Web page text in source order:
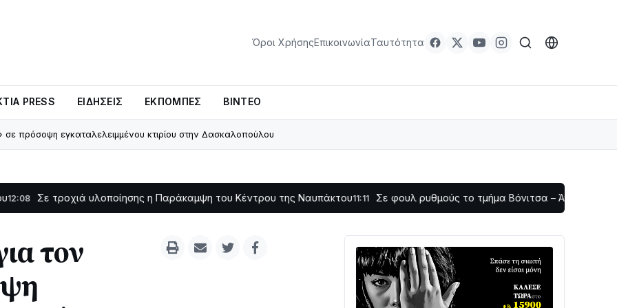
Όροι ΧρήσηςΕπικοινωνίαΤαυτότητα
PRESS ΕΙΔΉΣΕΙΣ ΕΚΠΟΜΠΈΣ ΒΊΝΤΕΟ
πρόσοψη εγκαταλελειμμένου κτιρίου στην Δασκαλοπούλου
υλοποίησης η Παράκαμψη του Κέντρου της Ναυπάκτου 11:11 Σε φουλ ρυθμούς το τμήμα Βόνιτσα – Άγιος Νικόλαος |
τον